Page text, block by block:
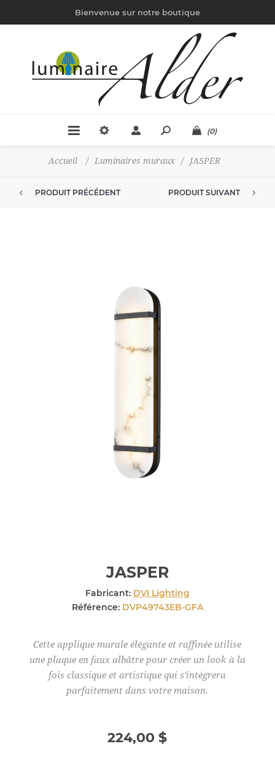
Bienvenue sur notre boutique
(0)
Accueil / Luminaires muraux / JASPER
PRODUIT PRÉCÉDENT PRODUIT SUIVANT
JASPER
Fabricant: DVI Lighting
Référence: DVP49743EB-GFA
Cette applique murale élégante et raffinée utilise
une plaque en faux albâtre pour créer un look à la
fois classique et artistique qui s'intégrera
parfaitement dans votre maison.
224,00 $